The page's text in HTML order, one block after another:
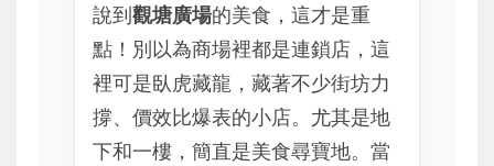
說到 觀塘廣場的美食，這才是重
點！別以為商場裡都是連鎖店，這
裡可是臥虎藏龍，藏著不少街坊力
撐、價效比爆表的小店。尤其是地
下和一樓，簡直是美食尋寶地。當